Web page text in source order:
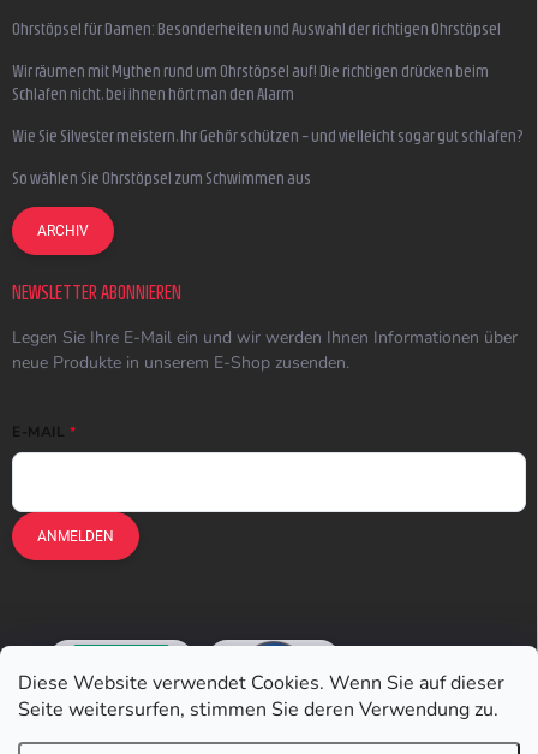
Diese Website verwendet Cookies. Wenn Sie auf dieser
Seite weitersurfen, stimmen Sie deren Verwendung zu.
Ohrstöpsel für Damen: Besonderheiten und Auswahl der richtigen Ohrstöpsel
Wir räumen mit Mythen rund um Ohrstöpsel auf! Die richtigen drücken beim
Schlafen nicht, bei ihnen hört man den Alarm
Wie Sie Silvester meistern, Ihr Gehör schützen – und vielleicht sogar gut schlafen?
So wählen Sie Ohrstöpsel zum Schwimmen aus
ARCHIV
NEWSLETTER ABONNIEREN
Legen Sie Ihre E-Mail ein und wir werden Ihnen Informationen über
neue Produkte in unserem E-Shop zusenden.
E-MAIL
ANMELDEN